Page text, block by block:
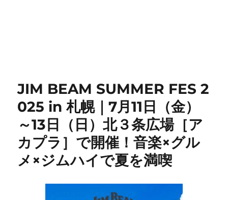
JIM BEAM SUMMER FES 2
025 in 札幌｜7月11日（金）
～13日（日）北３条広場［ア
カプラ］で開催！音楽×グル
メ×ジムハイで夏を満喫